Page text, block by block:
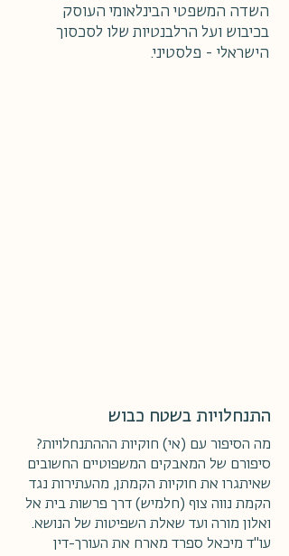
השדה המשפטי הבינלאומי העוסק
בכיבוש ועל הרלבנטיות שלו לסכסוך
הישראלי - פלסטיני.
התנחלויות בשטח כבוש
מה הסיפור עם (אי) חוקיות הההתנחלויות?
סיפורם של המאבקים המשפוטיים החשובים
שאיתגרו את חוקיות הקמתן, מהעתירות נגד
הקמת נווה צוף (חלמיש) דרך פרשות בית אל
ואלון מורה ועד שאלת השפיטות של הנושא.
עו"ד מיכאל ספרד מארח את העורך-דין